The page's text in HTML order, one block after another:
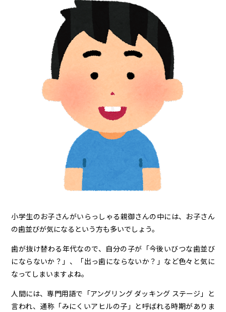
小学生のお子さんがいらっしゃる親御さんの中には、お子さん
の歯並びが気になるという方も多いでしょう。
歯が抜け替わる年代なので、自分の子が「今後いびつな歯並び
にならないか？」、「出っ歯にならないか？」など色々と気に
なってしまいますよね。
人間には、専門用語で「アングリング ダッキング ステージ」と
言われ、通称「みにくいアヒルの子」と呼ばれる時期がありま